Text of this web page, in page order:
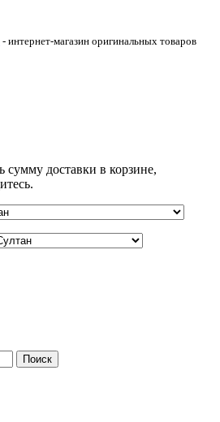
- интернет-магазин оригинальных товаров
сумму доставки в корзине,
Поиск